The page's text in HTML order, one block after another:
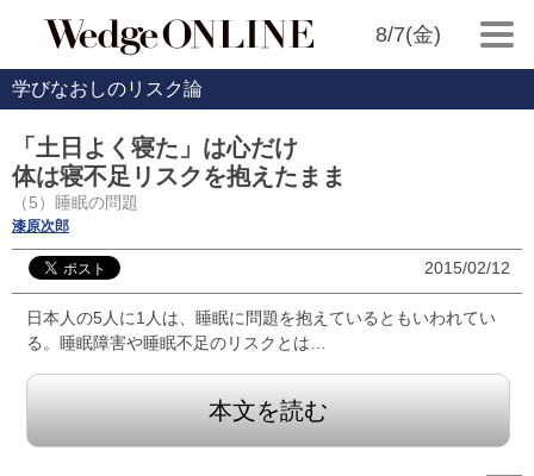
8/7(金)
学びなおしのリスク論
「土日よく寝た」は心だけ
体は寝不足リスクを抱えたまま
（5）睡眠の問題
漆原次郎
2015/02/12
日本人の5人に1人は、睡眠に問題を抱えているともいわれてい
る。睡眠障害や睡眠不足のリスクとは…
本文を読む